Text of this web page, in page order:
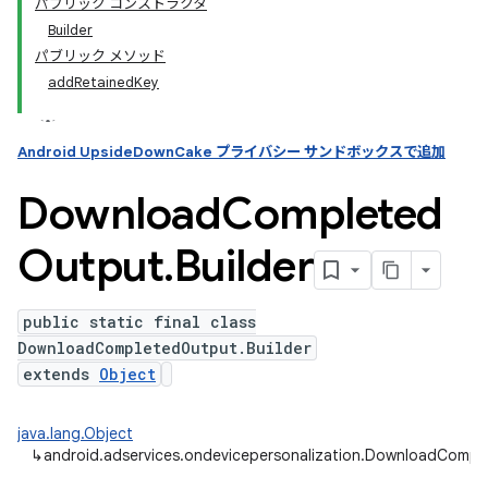
パブリック コンストラクタ
Builder
パブリック メソッド
addRetainedKey
Android UpsideDownCake プライバシー サンドボックスで追加
DownloadCompleted
Output.Builder
public static final class
DownloadCompletedOutput.Builder
extends Object
java.lang.Object
↳